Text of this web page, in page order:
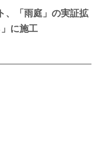
、「雨庭」の実証拡
に施工